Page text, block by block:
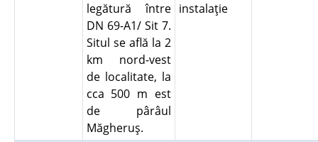
legătură între
DN 69-A1/ Sit 7.
Situl se află la 2
km nord-vest
de localitate, la
cca 500 m est
de pârâul
Măgheruş.
instalaţie